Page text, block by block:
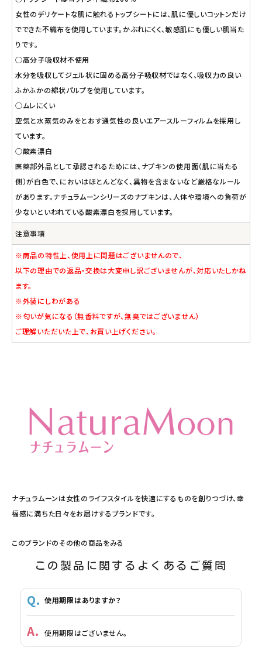
女性のデリケートな肌に触れるトップシートには、肌に優しいコットンだけ
でできた不織布を使用しています。かぶれにくく、敏感肌にも優しい肌当た
りです。
○高分子吸収材不使用
水分を吸収してジェル状に固める高分子吸収材ではなく、吸収力の良い
ふかふかの綿状パルプを使用しています。
○ムレにくい
空気と水蒸気のみをとおす通気性の良いエアースルーフィルムを採用し
ています。
○酸素漂白
医薬部外品として承認されるためには、ナプキンの使用面（肌に当たる
側）が白色で、においはほとんどなく、異物を含まないなど厳格なルール
があります。ナチュラムーンシリーズのナプキンは、人体や環境への負荷が
少ないといわれている酸素漂白を採用しています。
注意事項
※商品の特性上、使用上に問題はございませんので、
以下の理由での返品・交換は大変申し訳ございませんが、対応いたしかね
ます。
※外装にしわがある
※匂いが気になる（無香料ですが、無臭ではございません）
ご理解いただいた上で、お買い上げください。
ナチュラムーンは女性のライフスタイルを快適にするものを創りつづけ、幸
福感に満ちた日々をお届けするブランドです。
このブランドのその他の商品をみる
この製品に関するよくあるご質問
使用期限はありますか？
使用期限はございません。